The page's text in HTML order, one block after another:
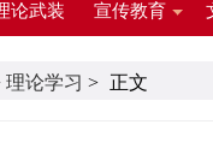
论武装 宣传教育
理论学习 > 正文